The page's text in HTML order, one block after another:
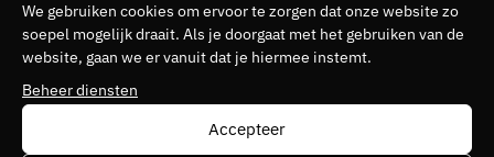
We gebruiken cookies om ervoor te zorgen dat onze website zo
soepel mogelijk draait. Als je doorgaat met het gebruiken van de
website, gaan we er vanuit dat je hiermee instemt.
Beheer diensten
Accepteer
Kleurnummer
30
Kleurgroep